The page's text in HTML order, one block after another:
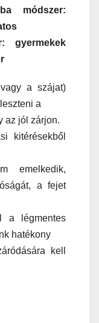
módszer:
gyermekek
a szájat)
a
az jól zárjon.
kitérésekből
emelkedik,
a fejet
a légmentes
hatékony
kell